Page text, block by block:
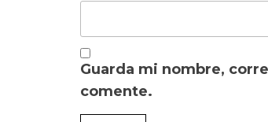
Guarda mi nombre,
comente.